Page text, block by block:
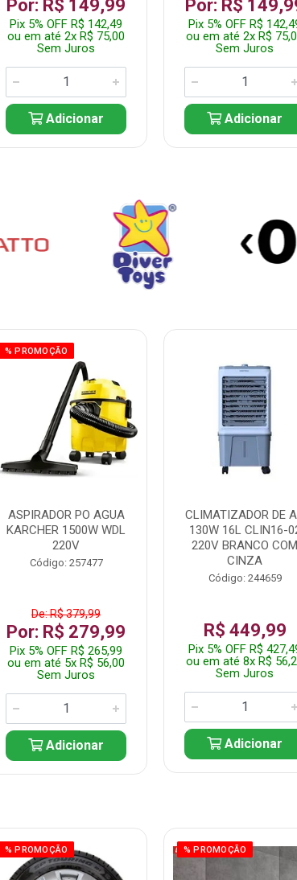
Por: R$ 149,99
Pix 5% OFF R$ 142,49
ou em até 2x R$ 75,00
Sem Juros
Adicionar
Por: R$
Pix 5% OFF R$
ou em até 2x R$
Sem Juros
Adicionar
% PROMOÇÃO
ASPIRADOR PO AGUA
KARCHER 1500W WDL
220V
Código: 257477
De: R$ 379,99
Por: R$ 279,99
Pix 5% OFF R$ 265,99
ou em até 5x R$ 56,00
Sem Juros
Adicionar
CLIMATIZADOR DE
130W 16L CLIN16-
220V BRANCO COM
CINZA
Código: 244659
R$ 449,99
Pix 5% OFF R$
ou em até 8x R$
Sem Juros
Adicionar
% PROMOÇÃO % PROMOÇÃO